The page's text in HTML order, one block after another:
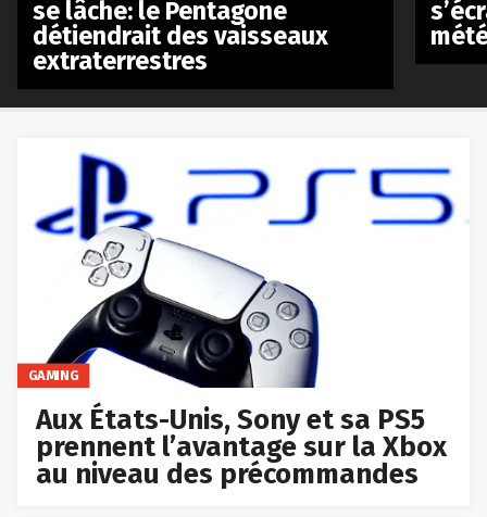
GAMING
Aux États-Unis, Sony et sa PS5
prennent l’avantage sur la Xbox
au niveau des précommandes
se lâche: le Pentagone
détiendrait des vaisseaux
extraterrestres